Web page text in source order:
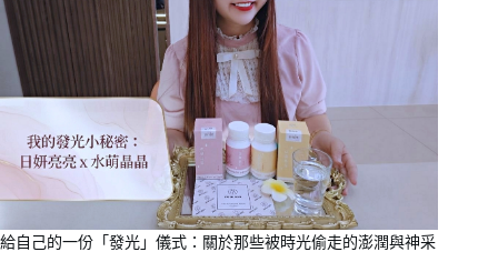
給自己的一份「發光」儀式：關於那些被時光偷走的澎潤與神采